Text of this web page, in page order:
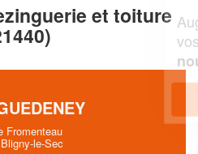
et toiture
Fromenteau
le-Sec
votrechiffre d'affaires
tout en gagnant de
En savoir plus